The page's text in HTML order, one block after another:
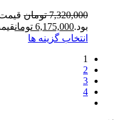
7,320,000 تومان
بود.6,175,000 تومانقیمت
انتخاب گزینه ها
1
2
3
4